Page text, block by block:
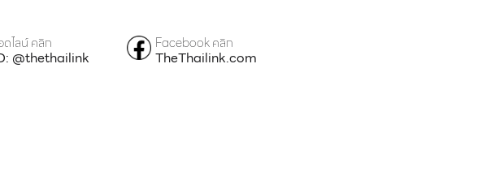
ดไลน์ คลิก
@thethailink
Facebook คลิก
TheThailink.com